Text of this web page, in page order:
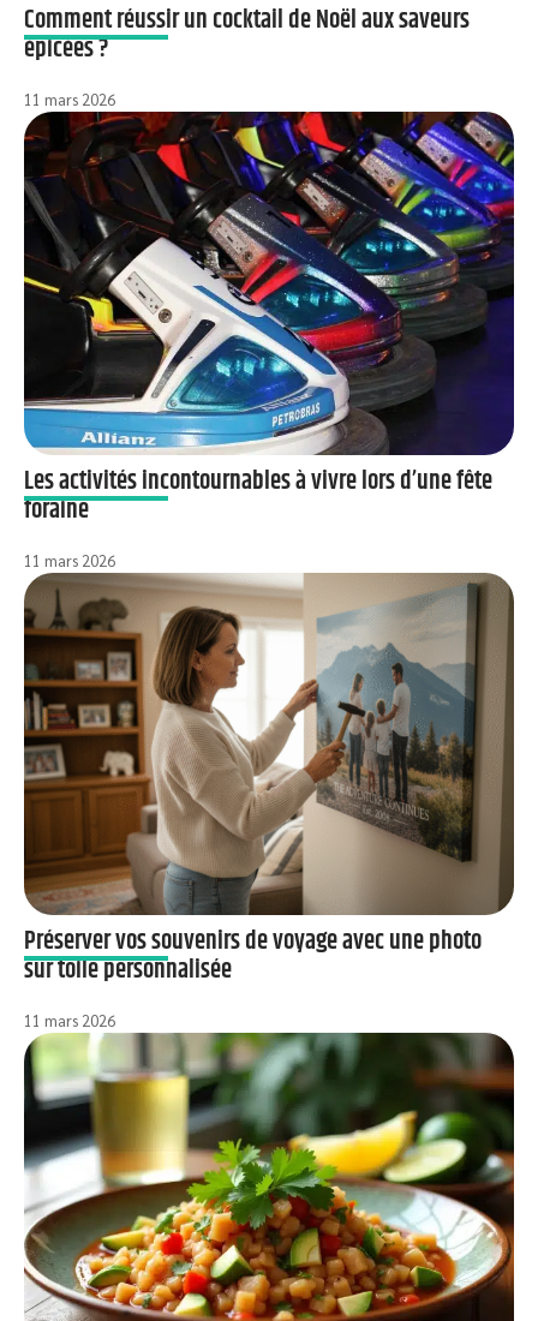
Comment réussir un cocktail de Noël aux saveurs
épicées ?
11 mars 2026
Les activités incontournables à vivre lors d’une fête
foraine
11 mars 2026
Préserver vos souvenirs de voyage avec une photo
sur toile personnalisée
11 mars 2026